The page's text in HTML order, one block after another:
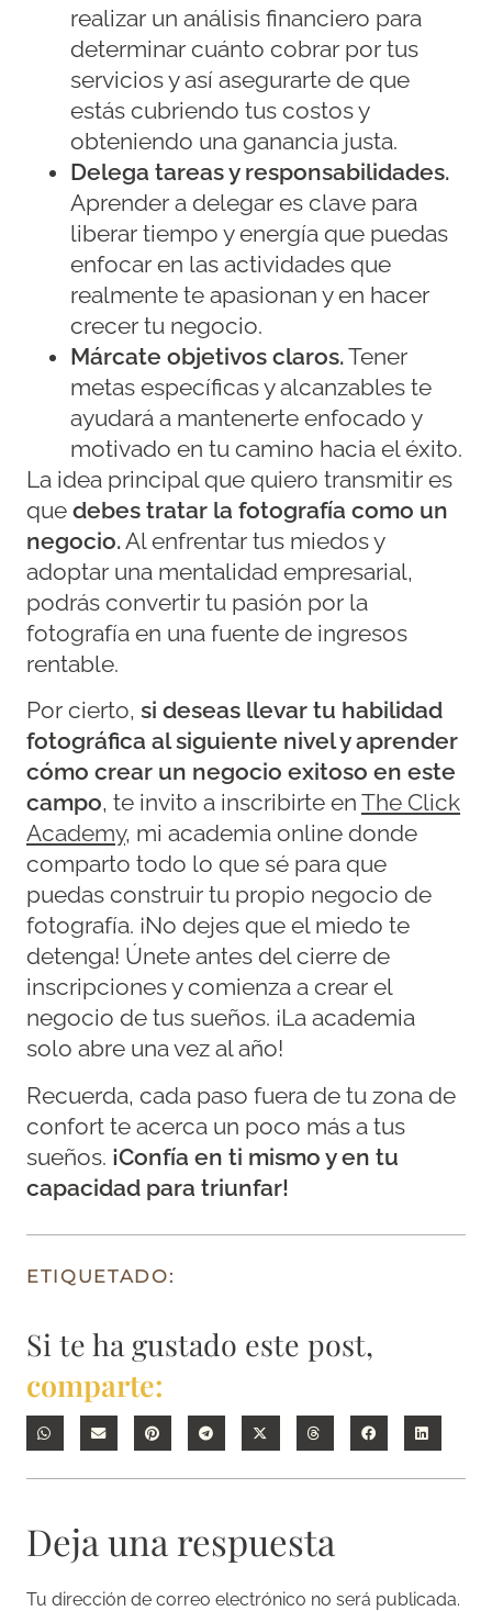
realizar un análisis financiero para
determinar cuánto cobrar por tus
servicios y así asegurarte de que
estás cubriendo tus costos y
obteniendo una ganancia justa.
Delega tareas y responsabilidades.
Aprender a delegar es clave para
liberar tiempo y energía que puedas
enfocar en las actividades que
realmente te apasionan y en hacer
crecer tu negocio.
Márcate objetivos claros.Tener
metas específicas y alcanzables te
ayudará a mantenerte enfocado y
motivado en tu camino hacia el éxito.
La idea principal que quiero transmitir es
que debes tratar la fotografía como un
negocio.Al enfrentar tus miedos y
adoptar una mentalidad empresarial,
podrás convertir tu pasión por la
fotografía en una fuente de ingresos
rentable.
Por cierto, si deseas llevar tu habilidad
fotográfica al siguiente nivel y aprender
cómo crear un negocio exitoso en este
campo, te invito a inscribirte en The Click
Academy, mi academia online donde
comparto todo lo que sé para que
puedas construir tu propio negocio de
fotografía. ¡No dejes que el miedo te
detenga! Únete antes del cierre de
inscripciones y comienza a crear el
negocio de tus sueños. ¡La academia
solo abre una vez al año!
Recuerda, cada paso fuera de tu zona de
confort te acerca un poco más a tus
sueños. ¡Confía en ti mismo y en tu
capacidad para triunfar!
ETIQUETADO:
Si te ha gustado este post,
comparte:
Deja una respuesta
Tu dirección de correo electrónico no será publicada.